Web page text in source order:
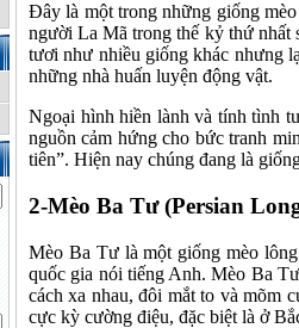
Đây là một trong những giống
người La Mã trong thế kỷ thứ nhất
tươi như nhiều giống khác nhưng
những nhà huấn luyện động vật.
Ngoại hình hiền lành và tính tình
nguồn cảm hứng cho bức tranh
tiên”. Hiện nay chúng đang là
2-Mèo Ba Tư (Persian
Mèo Ba Tư là một giống mèo
quốc gia nói tiếng Anh. Mèo Ba
cách xa nhau, đôi mắt to và mõm
cực kỳ cường điệu, đặc biệt là ở